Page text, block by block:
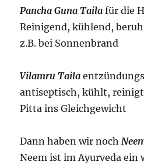
Pancha Guna Taila für die
Reinigend, kühlend,
z.B. bei Sonnenbrand
Vilamru Taila
antiseptisch, kühlt,
Pitta ins Gleichgewicht
Dann haben wir noch
Neem ist im Ayurveda ein